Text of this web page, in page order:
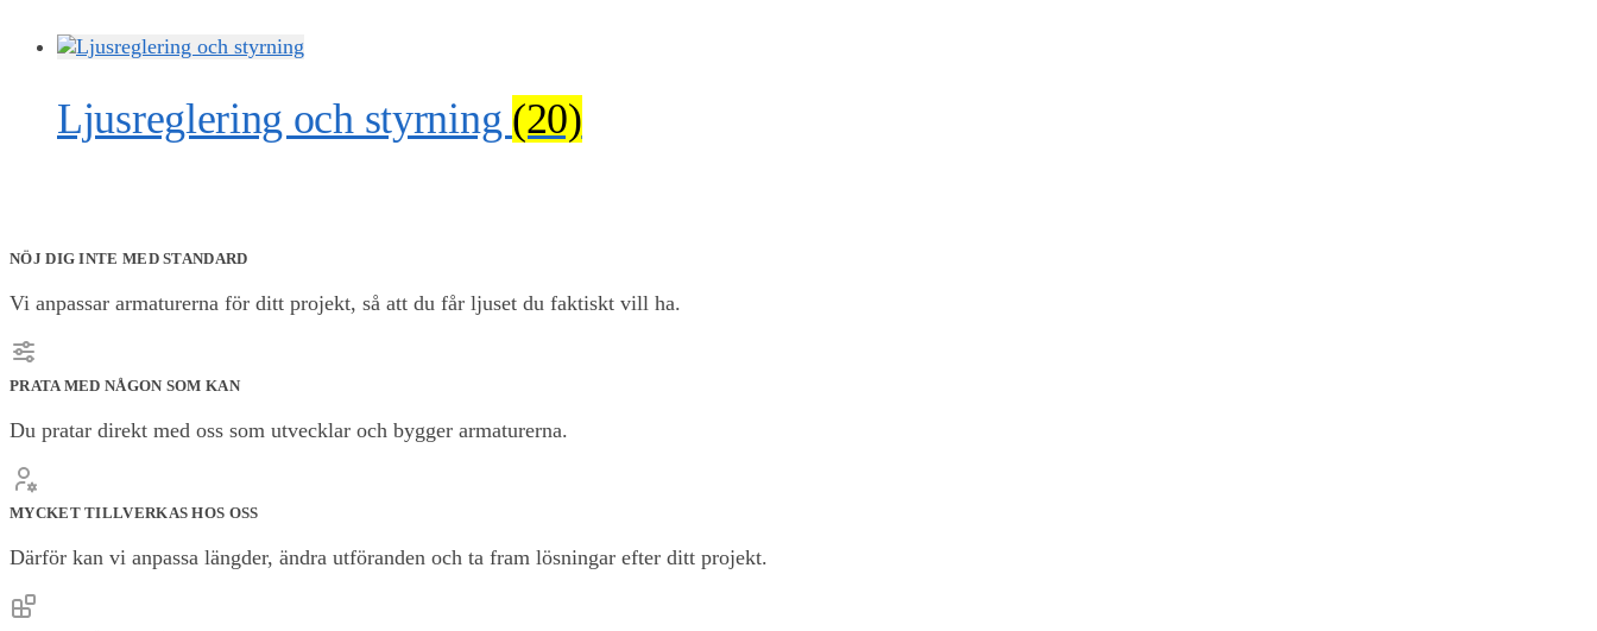
Ljusreglering och styrning (20)
NÖJ DIG INTE MED STANDARD
Vi anpassar armaturerna för ditt projekt, så att du får ljuset du faktiskt vill ha.
PRATA MED NÅGON SOM KAN
Du pratar direkt med oss som utvecklar och bygger armaturerna.
MYCKET TILLVERKAS HOS OSS
Därför kan vi anpassa längder, ändra utföranden och ta fram lösningar efter ditt projekt.